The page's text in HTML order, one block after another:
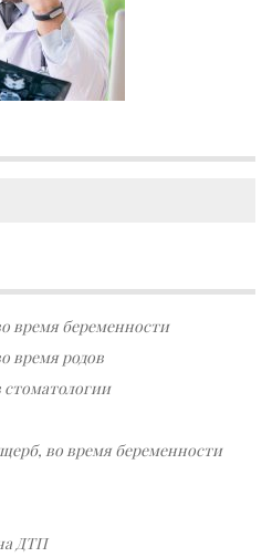
время беременности
время родов
стоматологии
во время беременности
ДТП